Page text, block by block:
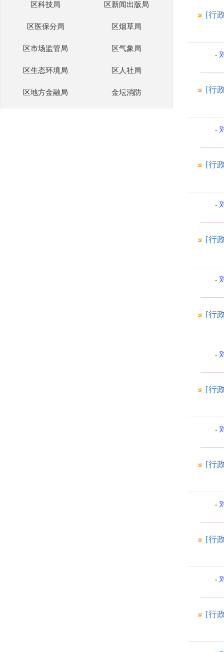
区科技局 区新闻出版局
区医保分局 区烟草局
区市场监管局 区气象局
区生态环境局 区人社局
区地方金融局 金坛消防
[行
[行
[行
[行
[行
[行
[行
[行
[行